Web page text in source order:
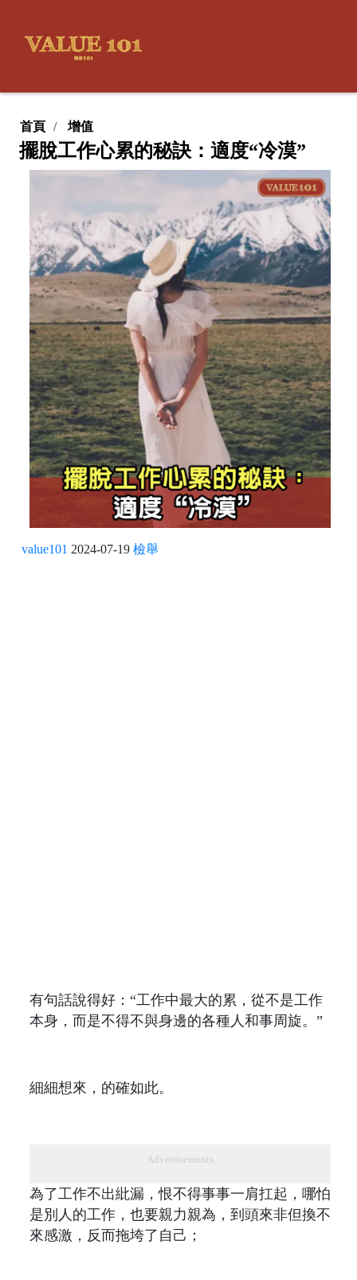
首頁 增值
擺脫工作心累的秘訣：適度“冷漠”
value101 2024-07-19 檢舉
有句話說得好：“工作中最大的累，從不是工作
本身，而是不得不與身邊的各種人和事周旋​​。”
細細想來，的確如此。
Advertisements
為了工作不出紕漏，恨不得事事一肩扛起，哪怕
是別人的工作，也要親力親為，到頭來非但換不
來感激，反而拖垮了自己；